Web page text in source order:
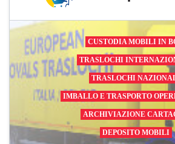
CUSTODIA MOBILI IN
TRASLOCHI
TRASLOCHI
IMBALLO E TRASPORTO
ARCHIVIAZIONE
DEPOSITO MOBILI